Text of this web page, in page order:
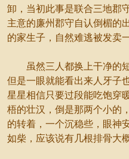
卸，当初此事是联合三地郡
主意的廉州郡守自认倒楣的
的家生子，自然难逃被发卖
虽然三人都换上干净的短
但是一眼就能看出来人牙子
星星相信只要过段能吃饱穿
梧的壮汉，倒是那两个小的
的转着，一个沉稳些，眼神
如柴，应该说有几根排骨大